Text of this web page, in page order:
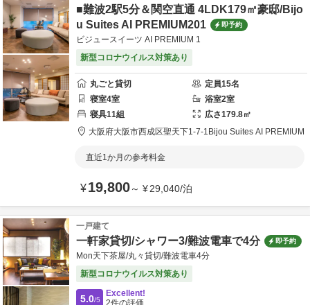
■難波2駅5分＆関空直通 4LDK179㎡豪邸/Bijo
u Suites AI PREMIUM201
即予約
ビジュースイーツ AI PREMIUM 1
新型コロナウイルス対策あり
丸ごと貸切 定員15名
寝室4室 浴室2室
寝具11組 広さ179.8㎡
大阪府大阪市西成区聖天下1-7-1 Bijou Suites AI PREMIUM
直近1か月の参考料金
¥19,800～ ¥29,040/泊
一戸建て
一軒家貸切/シャワー3/難波電車で4分 即予約
Mon天下茶屋/丸々貸切/難波電車4分
新型コロナウイルス対策あり
5.0/5
Excellent!
2件の評価